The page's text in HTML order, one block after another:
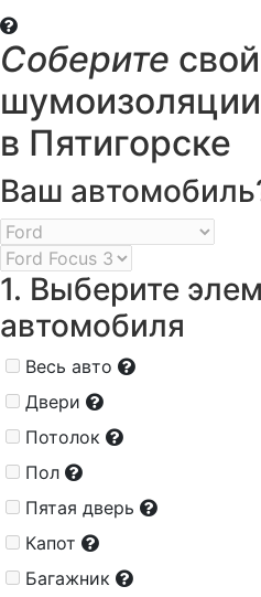
Соберите
в Пятигорске
Ваш
1. Выберите
автомобиля
Весь авто
Двери
Потолок
Пол
Пятая дверь
Капот
Багажник